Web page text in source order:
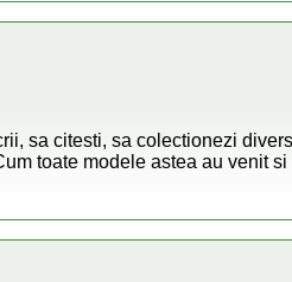
sa citesti, sa colectionezi
toate modele astea au venit